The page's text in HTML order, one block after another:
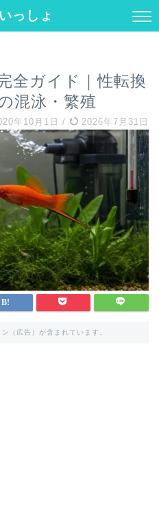
っしょ
全ガイド｜性転換
混泳・繁殖
年10月1日 / 2026年7月31日
（広告）が含まれています。